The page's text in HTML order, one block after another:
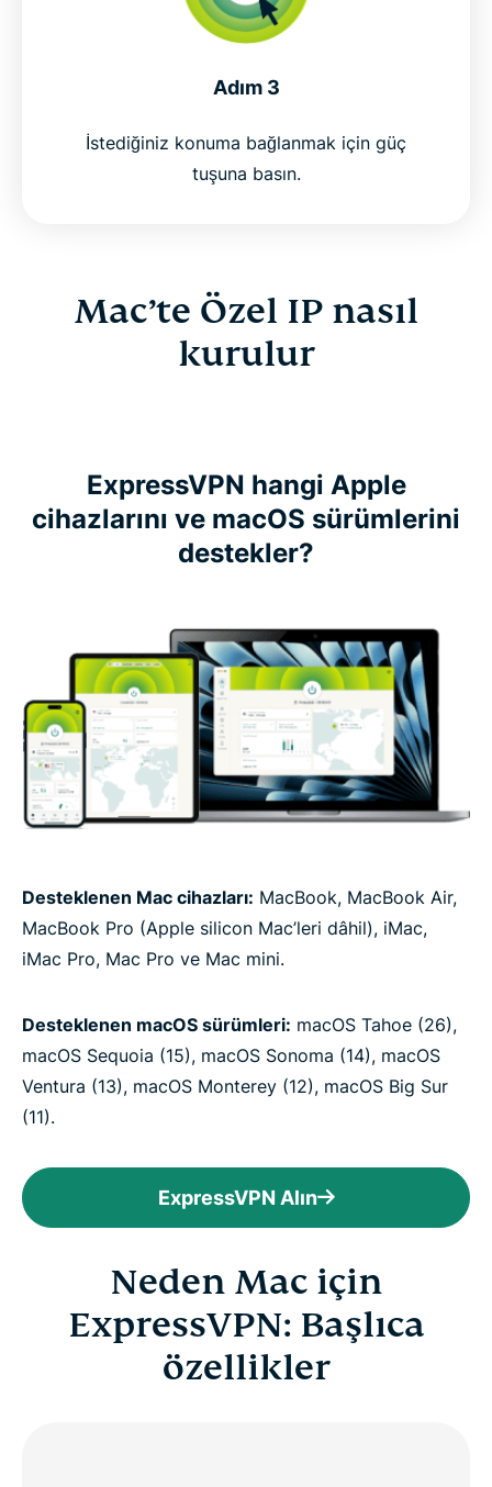
Adım 3
İstediğiniz konuma bağlanmak için güç
tuşuna basın.
Mac’te Özel IP nasıl
kurulur
ExpressVPN hangi Apple
cihazlarını ve macOS sürümlerini
destekler?
Desteklenen Mac cihazları: MacBook, MacBook Air,
MacBook Pro (Apple silicon Mac’leri dâhil), iMac,
iMac Pro, Mac Pro ve Mac mini.
Desteklenen macOS sürümleri: macOS Tahoe (26),
macOS Sequoia (15), macOS Sonoma (14), macOS
Ventura (13), macOS Monterey (12), macOS Big Sur
(11).
ExpressVPN Alın
Neden Mac için
ExpressVPN: Başlıca
özellikler